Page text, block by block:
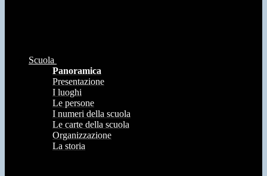
Scuola
Panoramica
Presentazione
I luoghi
Le persone
I numeri della scuola
Le carte della scuola
Organizzazione
La storia